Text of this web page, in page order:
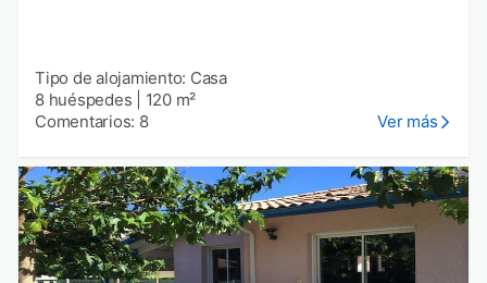
Tipo de alojamiento: Casa
8 huéspedes
120 m²
Comentarios: 8
Ver más